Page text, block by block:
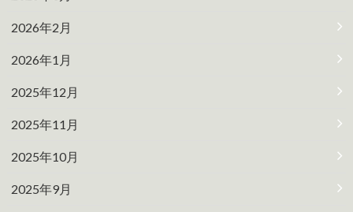
2026年2月
2026年1月
2025年12月
2025年11月
2025年10月
2025年9月